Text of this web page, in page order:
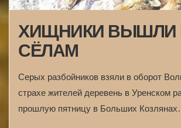
ХИЩНИКИ ВЫШЛИ
СЁЛАМ
Серых разбойников взяли в оборот
страхе жителей деревень в Уренском
прошлую пятницу в Больших